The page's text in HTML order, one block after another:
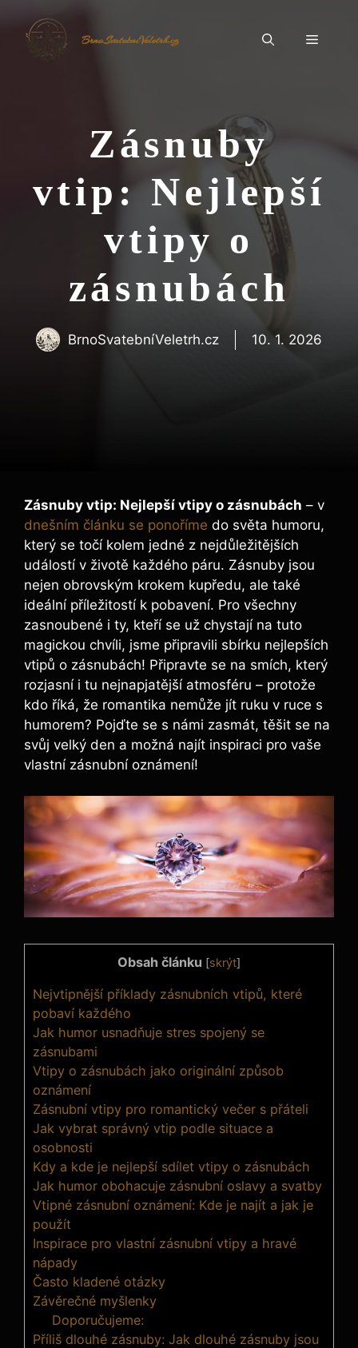
BrnoSvatebníVeletrh.cz Menu
Zásnuby
vtip: Nejlepší
vtipy o
zásnubách
BrnoSvatebníVeletrh.cz 10. 1. 2026
Zásnuby vtip: Nejlepší vtipy o zásnubách – v
dnešním článku se ponoříme do světa humoru,
který se točí kolem jedné z nejdůležitějších
událostí v životě každého páru. Zásnuby jsou
nejen obrovským krokem kupředu, ale také
ideální příležitostí k pobavení. Pro všechny
zasnoubené i ty, kteří se už chystají na tuto
magickou chvíli, jsme připravili sbírku nejlepších
vtipů o zásnubách! Připravte se na smích, který
rozjasní i tu nejnapjatější atmosféru – protože
kdo říká, že romantika nemůže jít ruku v ruce s
humorem? Pojďte se s námi zasmát, těšit se na
svůj velký den a možná najít inspiraci pro vaše
vlastní zásnubní oznámení!
Obsah článku [skrýt]
Nejvtipnější příklady zásnubních vtipů, které
pobaví každého
Jak humor usnadňuje stres spojený se
zásnubami
Vtipy o zásnubách jako originální způsob
oznámení
Zásnubní vtipy pro romantický večer s přáteli
Jak vybrat správný vtip podle situace a
osobnosti
Kdy a kde je nejlepší sdílet vtipy o zásnubách
Jak humor obohacuje zásnubní oslavy a svatby
Vtipné zásnubní oznámení: Kde je najít a jak je
použít
Inspirace pro vlastní zásnubní vtipy a hravé
nápady
Často kladené otázky
Závěrečné myšlenky
Doporučujeme:
Příliš dlouhé zásnuby: Jak dlouhé zásnuby jsou